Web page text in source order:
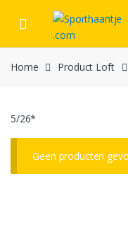
Home Product Loft
5/26*
Geen producten